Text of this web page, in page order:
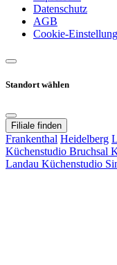
Datenschutz
AGB
Cookie-
Standort wählen
Filiale finden
Frankenthal Heidelberg
Küchenstudio Bruchsal
Landau Küchenstudio